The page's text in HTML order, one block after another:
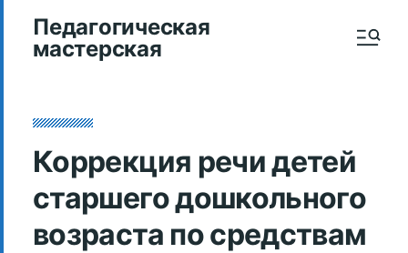
Педагогическая
мастерская
Коррекция речи детей
старшего дошкольного
возраста по средствам